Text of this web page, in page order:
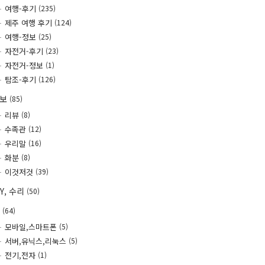
여행-후기 (235)
제주 여행 후기 (124)
여행-정보 (25)
자전거-후기 (23)
자전거-정보 (1)
탐조-후기 (126)
(85)
리뷰 (8)
수족관 (12)
우리말 (16)
화분 (8)
이것저것 (39)
수리 (50)
(64)
모바일,스마트폰 (5)
서버,유닉스,리눅스 (5)
전기,전자 (1)